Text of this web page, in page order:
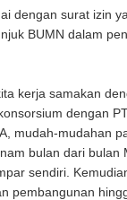
dengan surat izin
BUMN dalam
kerja samakan
dengan
mudah-mudahan
bulan dari bulan
sendiri.
pembangunan